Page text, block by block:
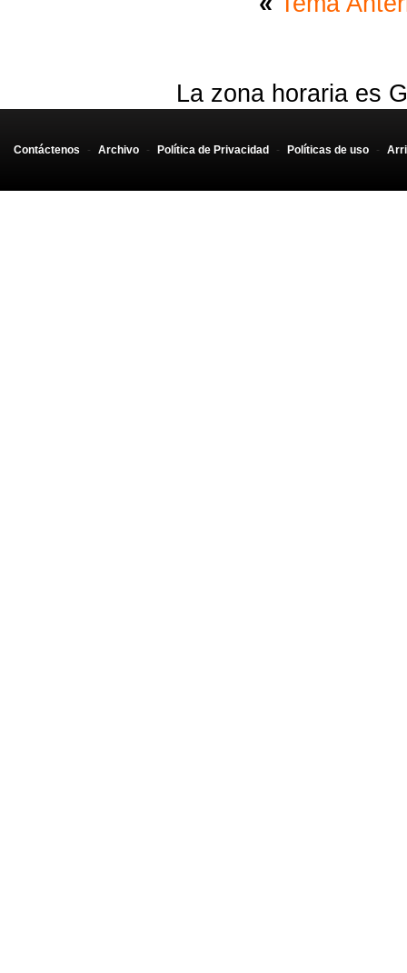
La zona horaria es
Contáctenos - Archivo - Política de Privacidad - Políticas de uso -